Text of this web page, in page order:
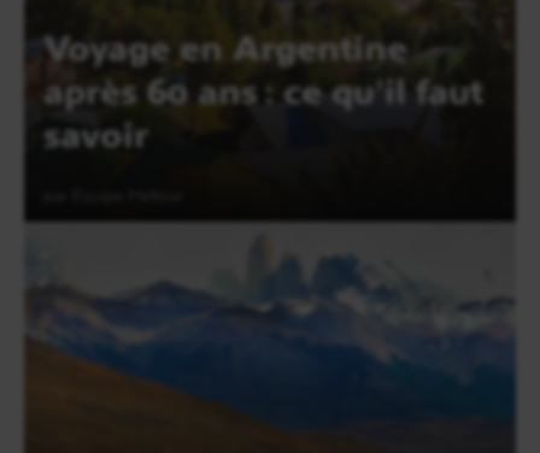
Voyage en Argentine
après 60 ans : ce qu'il faut
savoir